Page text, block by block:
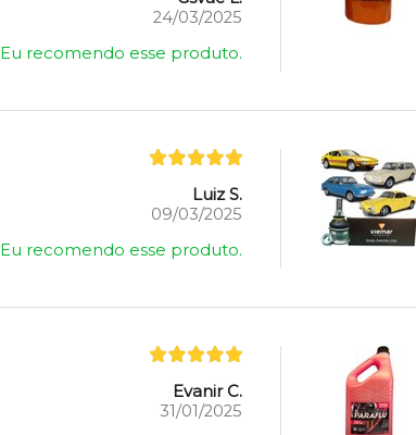
24/03/2025
Eu recomendo esse produto.
Luiz S.
09/03/2025
Eu recomendo esse produto.
Evanir C.
31/01/2025